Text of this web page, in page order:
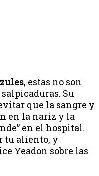
, estas no son
Su
que la sangre y
en la nariz y la
en el hospital.
tu aliento, y
Yeadon sobre las